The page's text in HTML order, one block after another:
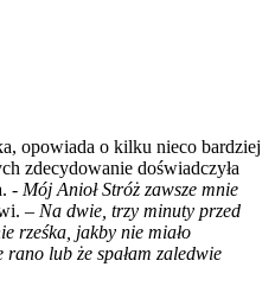
opowiada o kilku nieco bardziej
zdecydowanie doświadczyła
- Mój Anioł Stróż zawsze mnie
– Na dwie, trzy minuty przed
rześka, jakby nie miało
rano lub że spałam zaledwie